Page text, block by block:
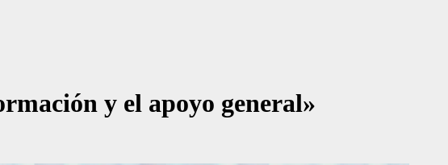
y el apoyo general»